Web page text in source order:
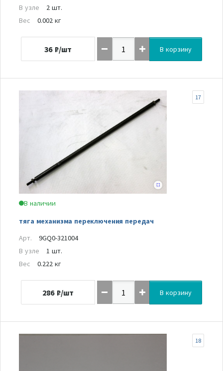
В узле
2 шт.
Вес
0.002 кг
36 ₽/шт В корзину
В наличии
тяга механизма переключения передач
17
Арт.
9GQ0-321004
В узле
1 шт.
Вес
0.222 кг
286 ₽/шт В корзину
18